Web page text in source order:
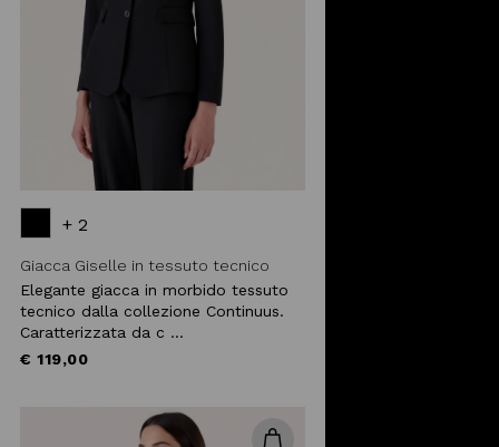
+ 2
Giacca Giselle in tessuto tecnico
Elegante giacca in morbido tessuto
tecnico dalla collezione Continuus.
Caratterizzata da c ...
€ 119,00